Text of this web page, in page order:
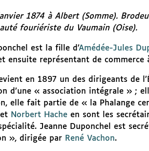
1874 à Albert (Somme).
fouriériste du Vaumain (Oise).
est la fille d’Amédée-Jules
ensuite représentant de commerce
en 1897 un des dirigeants de
d’une « association intégrale » ;
elle fait partie de « la Phalange
Norbert Hacheen sont les
Jeanne Duponchel est
», dirigée par René Vachon.